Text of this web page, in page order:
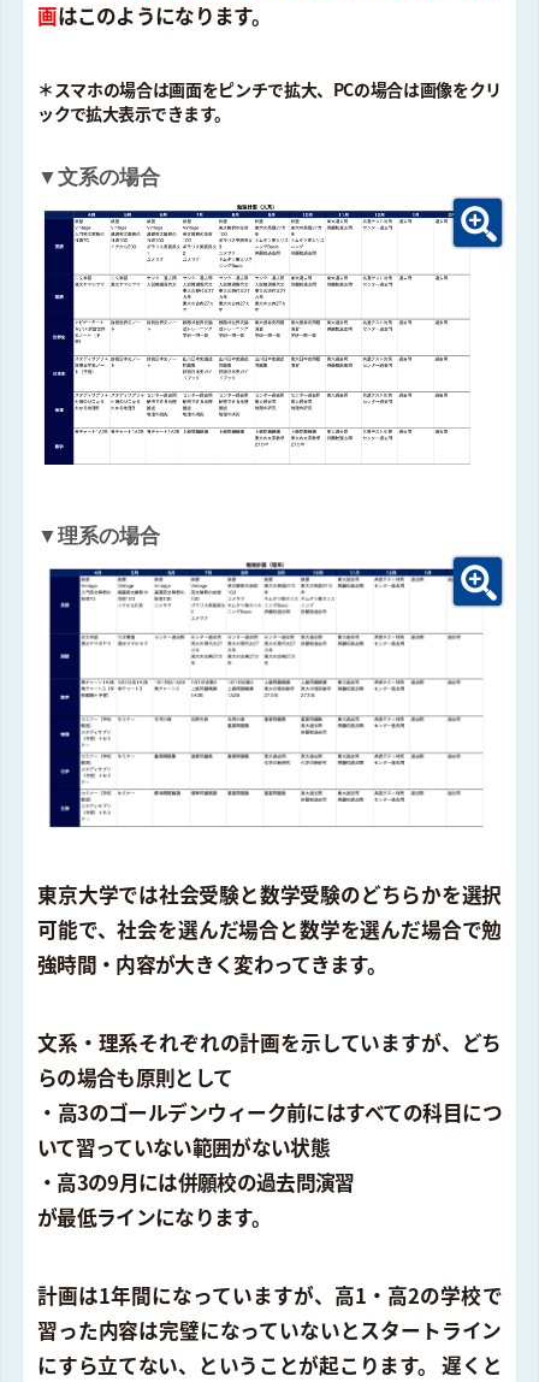
画はこのようになります。
＊スマホの場合は画面をピンチで拡大、PCの場合は画像をクリ
ックで拡大表示できます。
▼文系の場合
▼理系の場合
東京大学では社会受験と数学受験のどちらかを選択
可能で、社会を選んだ場合と数学を選んだ場合で勉
強時間・内容が大きく変わってきます。
文系・理系それぞれの計画を示していますが、どち
らの場合も原則として
・高3のゴールデンウィーク前にはすべての科目につ
いて習っていない範囲がない状態
・高3の9月には併願校の過去問演習
が最低ラインになります。
計画は1年間になっていますが、高1・高2の学校で
習った内容は完璧になっていないとスタートライン
にすら立てない、ということが起こります。 遅くと